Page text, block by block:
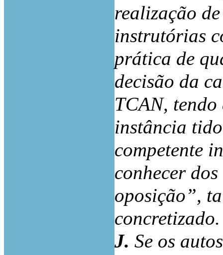
realização
instrutórias
prática de
decisão da
TCAN, tendo
instância
competente
conhecer
oposição”,
concretizado.
J. Se os